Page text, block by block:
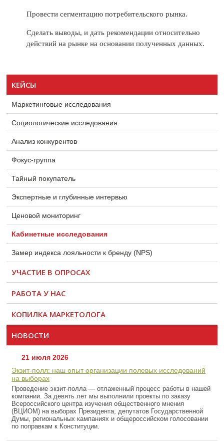
Провести сегментацию потребительского рынка.
Сделать выводы, и дать рекомендации относительно
действий на рынке на основании полученных данных.
КЕЙСЫ
Маркетинговые исследования
Социологические исследования
Анализ конкурентов
Фокус-группа
Тайный покупатель
Экспертные и глубинные интервью
Ценовой мониторинг
Кабинетные исследования
Замер индекса лояльности к бренду (NPS)
УЧАСТИЕ В ОПРОСАХ
РАБОТА У НАС
КОПИЛКА МАРКЕТОЛОГА
НОВОСТИ
21 июля 2026
Экзит-полл: наш опыт организации полевых исследований
на выборах
Проведение экзит-полла — отлаженный процесс работы в нашей
компании. За девять лет мы выполнили проекты по заказу
Всероссийского центра изучения общественного мнения
(ВЦИОМ) на выборах Президента, депутатов Государственной
Думы, региональных кампаниях и общероссийском голосовании
по поправкам к Конституции.